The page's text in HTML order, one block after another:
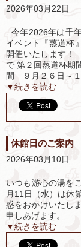
2026年03月22日
今年2026年は千
イベント『蒸道杯
開催いたします
で 第２回蒸道杯期
間 ９月２６日～
▼続きを読む
休館日のご案内
2026年03月10日
いつも游心の湯を
月11日（水）は休
惑をおかけいたし
申しあげます。
▼続きを読む